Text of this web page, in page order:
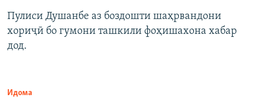
Пулиси Душанбе аз боздошти шаҳрвандони
хориҷӣ бо гумони ташкили фоҳишахона хабар
дод.
Идома